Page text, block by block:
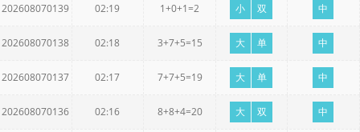
202608070139 02:19 1+0+1=2 小 双 中
202608070138 02:18 3+7+5=15 大 单 中
202608070137 02:17 7+7+5=19 大 单 中
202608070136 02:16 8+8+4=20 大 双 中